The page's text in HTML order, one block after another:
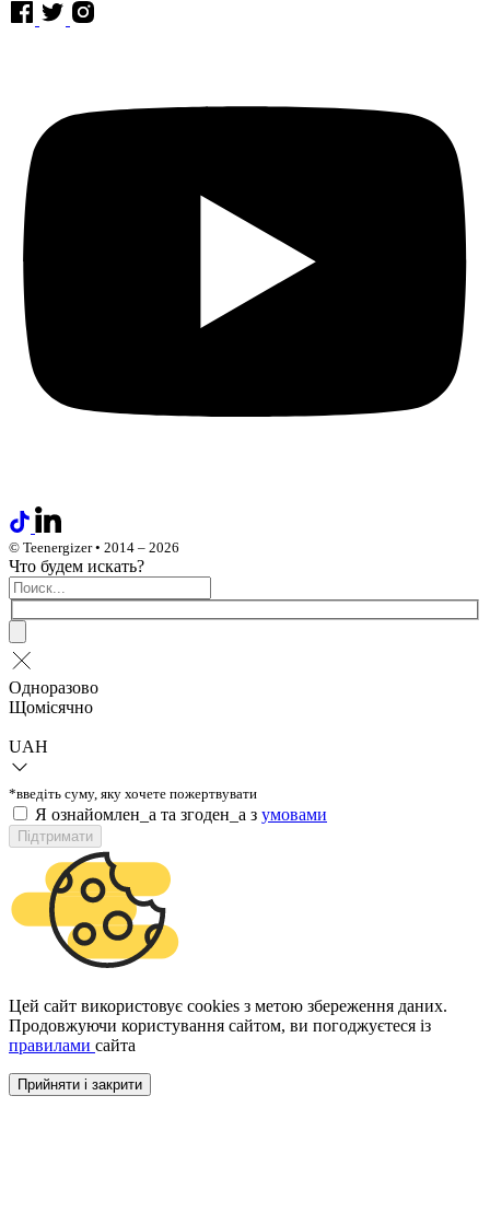
© Teenergizer • 2014 – 2026
Что будем искать?
Одноразово
Щомісячно
UAH
*введіть суму, яку хочете пожертвувати
Я ознайомлен_а та згоден_а з умовами
Підтримати
Цей сайт використовує cookies з метою збереження даних.
Продовжуючи користування сайтом, ви погоджуєтеся із
правилами сайта
Прийняти і закрити